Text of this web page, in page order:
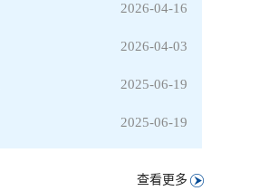
2026-04-16
2026-04-03
2025-06-19
2025-06-19
查看更多